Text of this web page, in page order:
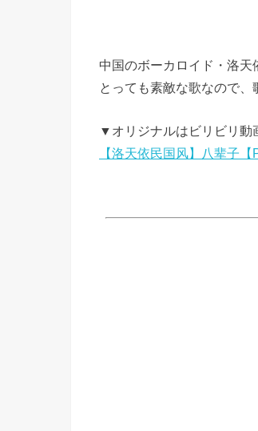
中国のボーカロイド・洛天
とっても素敵な歌なので、
▼オリジナルはビリビリ動
【洛天依民国风】八辈子【